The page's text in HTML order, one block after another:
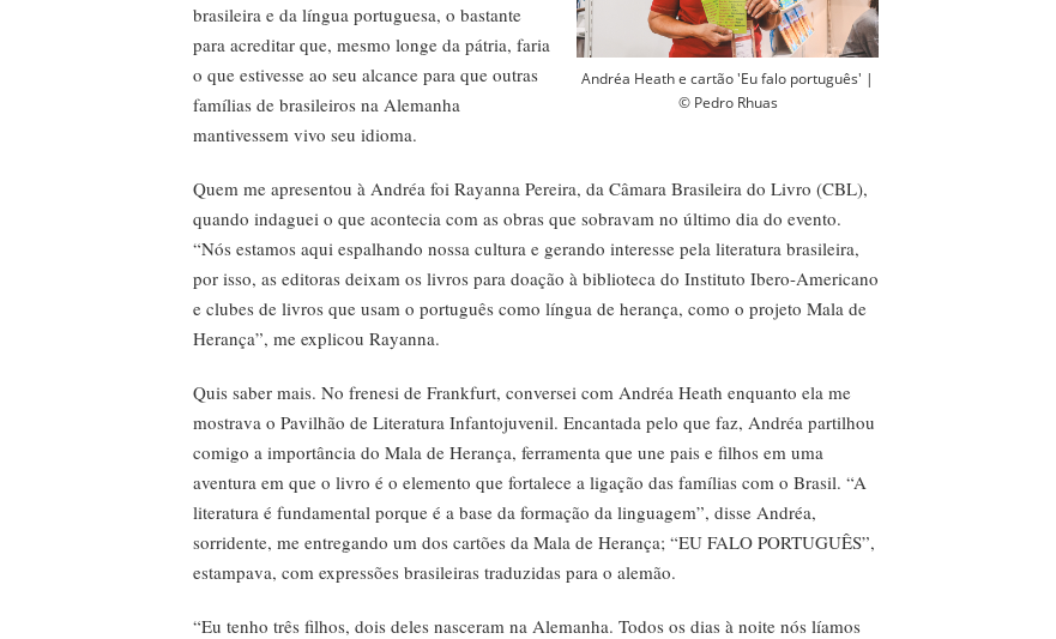
Andréa Heath e cartão 'Eu falo português' |
© Pedro Rhuas
brasileira e da língua portuguesa, o bastante
para acreditar que, mesmo longe da pátria, faria
o que estivesse ao seu alcance para que outras
famílias de brasileiros na Alemanha
mantivessem vivo seu idioma.
Quem me apresentou à Andréa foi Rayanna Pereira, da Câmara Brasileira do Livro (CBL),
quando indaguei o que acontecia com as obras que sobravam no último dia do evento.
“Nós estamos aqui espalhando nossa cultura e gerando interesse pela literatura brasileira,
por isso, as editoras deixam os livros para doação à biblioteca do Instituto Ibero-Americano
e clubes de livros que usam o português como língua de herança, como o projeto Mala de
Herança”, me explicou Rayanna.
Quis saber mais. No frenesi de Frankfurt, conversei com Andréa Heath enquanto ela me
mostrava o Pavilhão de Literatura Infantojuvenil. Encantada pelo que faz, Andréa partilhou
comigo a importância do Mala de Herança, ferramenta que une pais e filhos em uma
aventura em que o livro é o elemento que fortalece a ligação das famílias com o Brasil. “A
literatura é fundamental porque é a base da formação da linguagem”, disse Andréa,
sorridente, me entregando um dos cartões da Mala de Herança; “EU FALO PORTUGUÊS”,
estampava, com expressões brasileiras traduzidas para o alemão.
“Eu tenho três filhos, dois deles nasceram na Alemanha. Todos os dias à noite nós líamos